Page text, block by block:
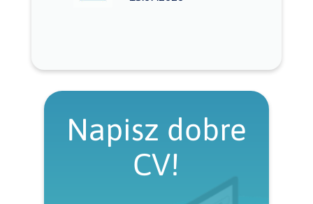
Napisz dobre
CV!